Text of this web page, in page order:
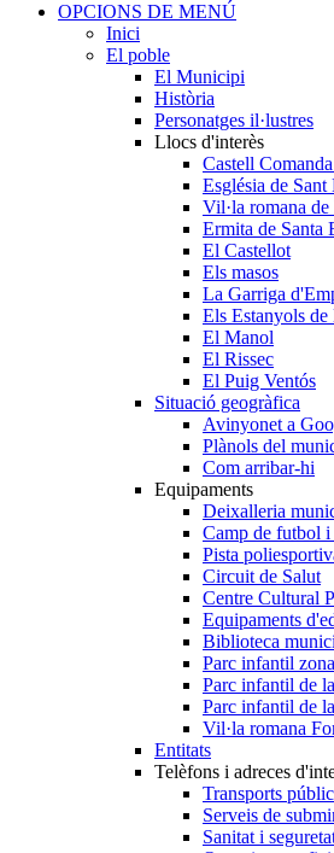
OPCIONS DE MENÚ
Inici
El poble
El Municipi
Història
Personatges il·lustres
Llocs d'interès
Castell
Església de Sant
Vil·la romana
Ermita de Santa
El Castellot
Els masos
La Garriga
Els Estanyols
El Manol
El Rissec
El Puig Ventós
Situació geogràfica
Avinyonet a
Plànols del
Com arribar-hi
Equipaments
Deixalleria
Camp de futbol i
Pista
Circuit de Salut
Centre Cultural
Equipaments
Biblioteca
Parc infantil
Parc infantil de
Parc infantil de
Vil·la romana
Entitats
Telèfons i adreces
Transports
Serveis de
Sanitat i